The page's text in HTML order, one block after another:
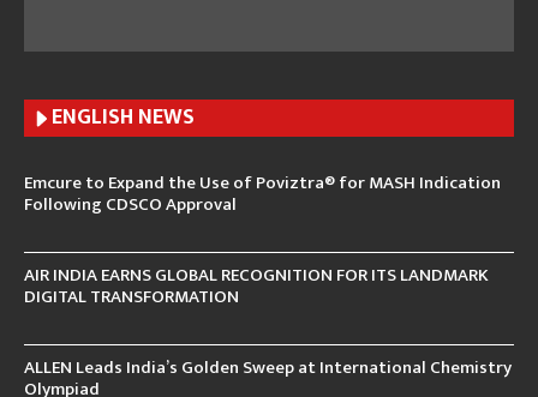
ENGLISH NEWS
Emcure to Expand the Use of Poviztra® for MASH Indication
Following CDSCO Approval
AIR INDIA EARNS GLOBAL RECOGNITION FOR ITS LANDMARK
DIGITAL TRANSFORMATION
ALLEN Leads India’s Golden Sweep at International Chemistry
Olympiad